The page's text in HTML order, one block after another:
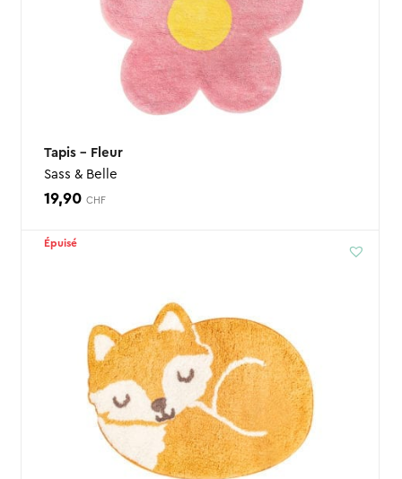
Tapis – Fleur
Sass & Belle
19,90 CHF
Épuisé